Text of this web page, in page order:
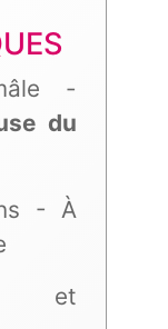
-
du
- À
et